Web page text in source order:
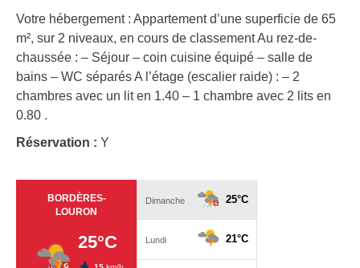
Votre hébergement : Appartement d’une superficie de 65
m², sur 2 niveaux, en cours de classement Au rez-de-
chaussée : – Séjour – coin cuisine équipé – salle de
bains – WC séparés A l’étage (escalier raide) : – 2
chambres avec un lit en 1.40 – 1 chambre avec 2 lits en
0.80 .
Réservation : Y